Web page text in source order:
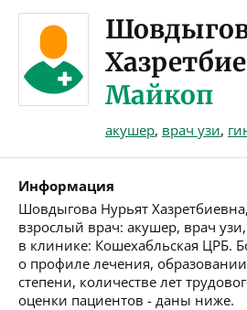
Майкоп
акушер, врач узи,
Информация
Шовдыгова Нурьят
взрослый врач: акушер, врач
в клинике: Кошехабльская ЦРБ.
о профиле лечения,
степени, количестве лет
оценки пациентов - даны ниже.